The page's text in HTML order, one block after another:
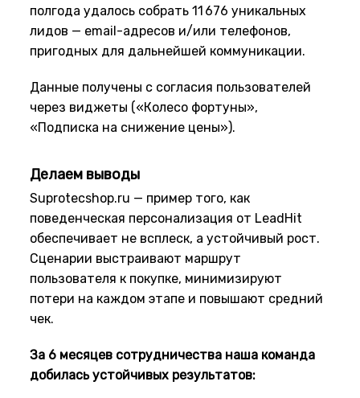
полгода удалось собрать 11 676 уникальных
лидов — email-адресов и/или телефонов,
пригодных для дальнейшей коммуникации.
Данные получены с согласия пользователей
через виджеты («Колесо фортуны»,
«Подписка на снижение цены»).
Делаем выводы
Suprotecshop.ru — пример того, как
поведенческая персонализация от LeadHit
обеспечивает не всплеск, а устойчивый рост.
Сценарии выстраивают маршрут
пользователя к покупке, минимизируют
потери на каждом этапе и повышают средний
чек.
За 6 месяцев сотрудничества наша команда
добилась устойчивых результатов: